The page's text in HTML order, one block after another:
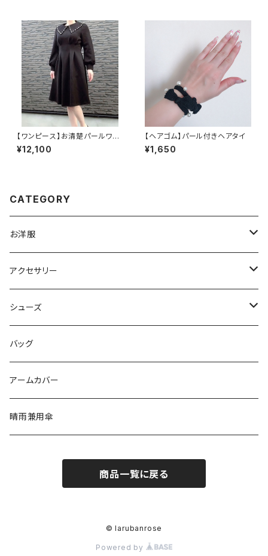
【ワンピース】お清楚パールワン
ピース
¥12,100
【ヘアゴム】パール付きヘアタイ
¥1,650
CATEGORY
お洋服
トップス
ボトムス
カーディガン
ボトムス
スカート
パンツ
ワンピース
アウター
アクセサリー
ブローチ
カチューシャ
イヤリング
ピアス
バンスクリップ
シューズ
パンプス
スニーカー
バッグ
アームカバー
晴雨兼用傘
商品一覧に戻る
© larubanrose
Powered by